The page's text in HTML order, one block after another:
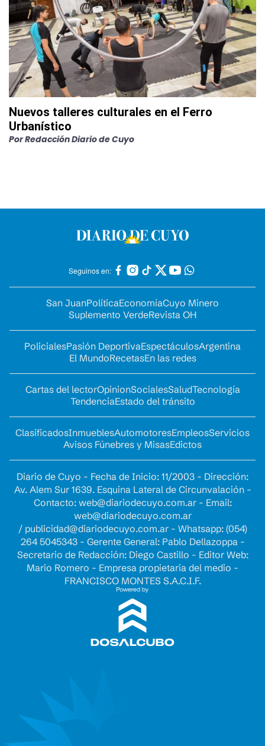
Nuevos talleres culturales en el Ferro
Urbanístico
PorRedacción Diario de Cuyo
Seguinos en:
San JuanPolíticaEconomíaCuyo Minero
Suplemento VerdeRevista OH
PolicialesPasión DeportivaEspectáculosArgentina
El MundoRecetasEn las redes
Cartas del lectorOpinionSocialesSaludTecnología
TendenciaEstado del tránsito
ClasificadosInmueblesAutomotoresEmpleosServicios
Avisos Fúnebres y MisasEdictos
Diario de Cuyo - Fecha de Inicio: 11/2003 - Dirección:
Av. Alem Sur 1639. Esquina Lateral de Circunvalación -
Contacto: web@diariodecuyo.com.ar- Email:
web@diariodecuyo.com.ar
/ publicidad@diariodecuyo.com.ar- Whatsapp: (054)
264 5045343 - Gerente General: Pablo Dellazoppa -
Secretario de Redacción: Diego Castillo - Editor Web:
Mario Romero - Empresa propietaria del medio -
FRANCISCO MONTES S.A.C.I.F.